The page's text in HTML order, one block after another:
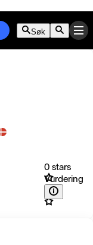
Søk
0 stars
Vurdering